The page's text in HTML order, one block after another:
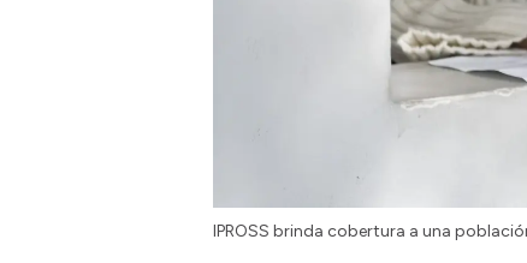
IPROSS brinda cobertura a una